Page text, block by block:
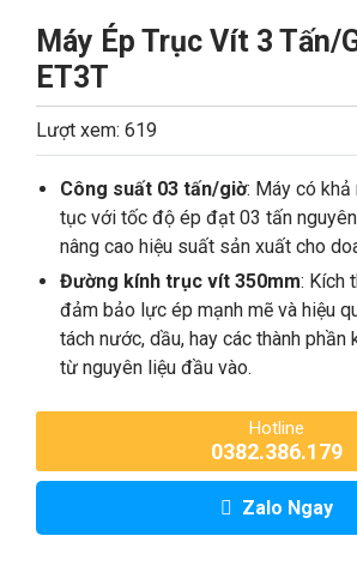
Máy Ép Trục Vít 3 Tấn/
ET3T
Lượt xem: 619
Công suất 03 tấn/giờ: Máy có khả
tục với tốc độ ép đạt 03 tấn
nâng cao hiệu suất sản xuất cho
Đường kính trục vít 350mm: Kích
đảm bảo lực ép mạnh mẽ và hiệu
tách nước, dầu, hay các thành phần
từ nguyên liệu đầu vào.
Hotline
0382.386.179
Zalo Ngay